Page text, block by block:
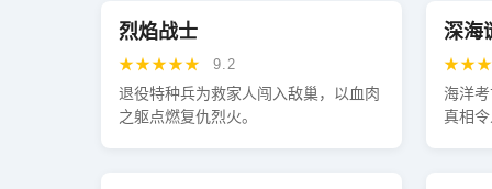
热播
烈焰战士
★★★★★ 9.2
退役特种兵为救家人闯入敌巢，以血肉
之躯点燃复仇烈火。
深海
海洋
真相